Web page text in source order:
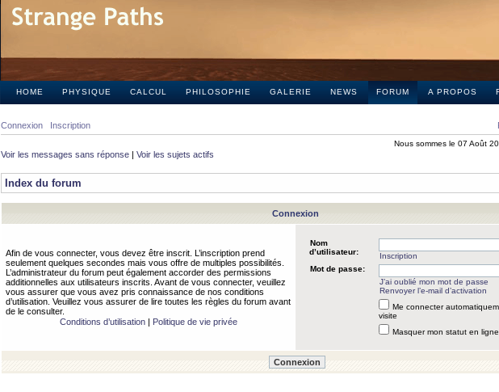
HOME PHYSIQUE CALCUL PHILOSOPHIE GALERIE NEWS FORUM A PROPOS
Connexion Inscription
Nous sommes le 07 Août
Voir les messages sans réponse | Voir les sujets actifs
Index du forum
Connexion
Afin de vous connecter, vous devez être inscrit. L’inscription prend
seulement quelques secondes mais vous offre de multiples possibilités.
L’administrateur du forum peut également accorder des permissions
additionnelles aux utilisateurs inscrits. Avant de vous connecter, veuillez
vous assurer que vous avez pris connaissance de nos conditions
d’utilisation. Veuillez vous assurer de lire toutes les règles du forum avant
de le consulter.
Conditions d’utilisation| Politique de vie privée
Nom
d’utilisateur:
Inscription
Mot de passe:
J’ai oublié mon mot de passe
Renvoyer l’e-mail d’activation
Me connecter
visite
Masquer mon statut en